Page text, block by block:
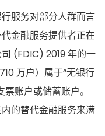
服务对部分人群而言
金融服务提供者正在
(FDIC) 2019 年的一
万户）属于“无银行
账户或储蓄账户。
的替代金融服务来满